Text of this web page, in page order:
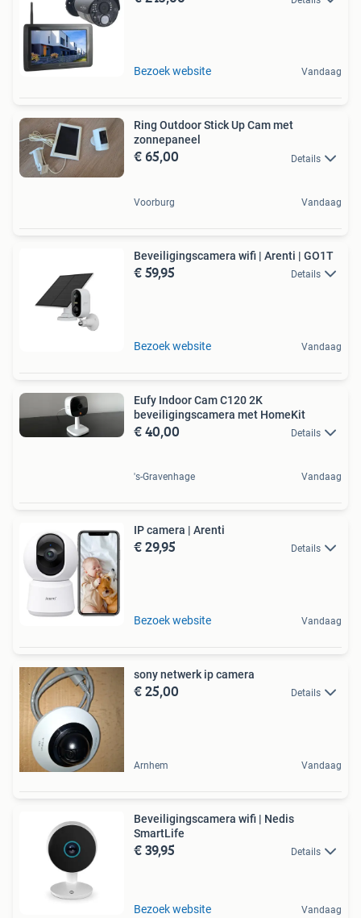
Bezoek website Vandaag
Ring Outdoor Stick Up Cam met
zonnepaneel
€ 65,00 Details
Voorburg Vandaag
Beveiligingscamera wifi | Arenti | GO1T
€ 59,95 Details
Bezoek website Vandaag
Eufy Indoor Cam C120 2K
beveiligingscamera met HomeKit
€ 40,00 Details
's-Gravenhage Vandaag
IP camera | Arenti
€ 29,95 Details
Bezoek website Vandaag
sony netwerk ip camera
€ 25,00 Details
Arnhem Vandaag
Beveiligingscamera wifi | Nedis
SmartLife
€ 39,95 Details
Bezoek website Vandaag